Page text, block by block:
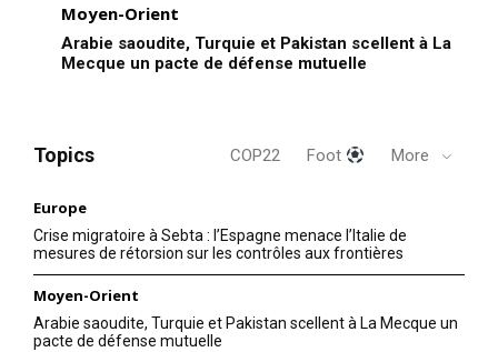
Moyen-Orient
Arabie saoudite, Turquie et Pakistan scellent à La
Mecque un pacte de défense mutuelle
Topics COP22 Foot More
Europe
Crise migratoire à Sebta : l’Espagne menace l’Italie de
mesures de rétorsion sur les contrôles aux frontières
Moyen-Orient
Arabie saoudite, Turquie et Pakistan scellent à La Mecque un
pacte de défense mutuelle